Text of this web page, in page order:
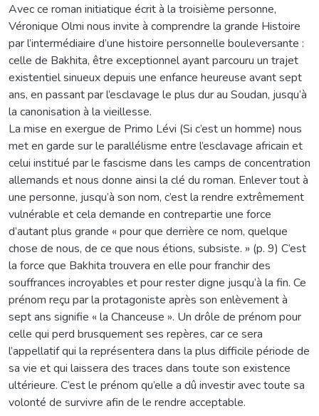
Avec ce roman initiatique écrit à la troisième personne,
Véronique Olmi nous invite à comprendre la grande Histoire
par l’intermédiaire d’une histoire personnelle bouleversante :
celle de Bakhita, être exceptionnel ayant parcouru un trajet
existentiel sinueux depuis une enfance heureuse avant sept
ans, en passant par l’esclavage le plus dur au Soudan, jusqu’à
la canonisation à la vieillesse.
La mise en exergue de Primo Lévi (Si c’est un homme) nous
met en garde sur le parallélisme entre l’esclavage africain et
celui institué par le fascisme dans les camps de concentration
allemands et nous donne ainsi la clé du roman. Enlever tout à
une personne, jusqu’à son nom, c’est la rendre extrêmement
vulnérable et cela demande en contrepartie une force
d’autant plus grande « pour que derrière ce nom, quelque
chose de nous, de ce que nous étions, subsiste. » (p. 9) C’est
la force que Bakhita trouvera en elle pour franchir des
souffrances incroyables et pour rester digne jusqu’à la fin. Ce
prénom reçu par la protagoniste après son enlèvement à
sept ans signifie « la Chanceuse ». Un drôle de prénom pour
celle qui perd brusquement ses repères, car ce sera
l’appellatif qui la représentera dans la plus difficile période de
sa vie et qui laissera des traces dans toute son existence
ultérieure. C’est le prénom qu’elle a dû investir avec toute sa
volonté de survivre afin de le rendre acceptable.